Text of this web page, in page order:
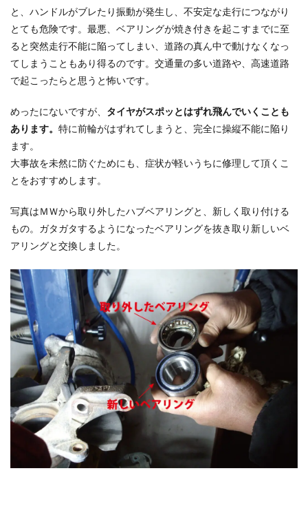
と、ハンドルがブレたり振動が発生し、不安定な走行につながり
とても危険です。最悪、ベアリングが焼き付きを起こすまでに至
ると突然走行不能に陥ってしまい、道路の真ん中で動けなくなっ
てしまうこともあり得るのです。交通量の多い道路や、高速道路
で起こったらと思うと怖いです。
めったにないですが、 タイヤがスポッとはずれ飛んでいくことも
あります。 特に前輪がはずれてしまうと、完全に操縦不能に陥り
ます。
大事故を未然に防ぐためにも、症状が軽いうちに修理して頂くこ
とをおすすめします。
写真はＭＷから取り外したハブベアリングと、新しく取り付ける
もの。ガタガタするようになったベアリングを抜き取り新しいベ
アリングと交換しました。